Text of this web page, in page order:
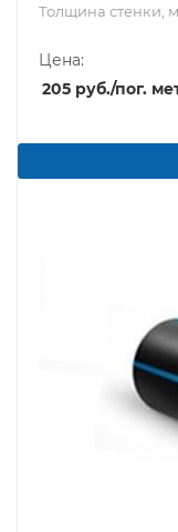
Толщина стенки,
Цена:
205 руб./пог.